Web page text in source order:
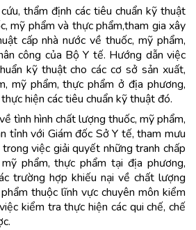
thẩm định các tiêu chuẩn kỹ thuật
mỹ phẩm và thực phẩm,tham gia xây
cấp nhà nước về thuốc, mỹ phẩm,
công của Bộ Y tế. Hướng dẫn việc
kỹ thuật cho các cơ sở sản xuất,
mỹ phẩm, thực phẩm ở địa phương,
hiện các tiêu chuẩn kỹ thuật đó.
tình hình chất lượng thuốc, mỹ phẩm,
tỉnh với Giám đốc Sở Y tế, tham mưu
việc giải quyết những tranh chấp
phẩm, thực phẩm tại địa phương,
trường hợp khiếu nại về chất lượng
thuộc lĩnh vực chuyên môn kiểm
kiểm tra thực hiện các qui chế, chế